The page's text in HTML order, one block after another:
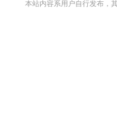
本站内容系用户自行发布，